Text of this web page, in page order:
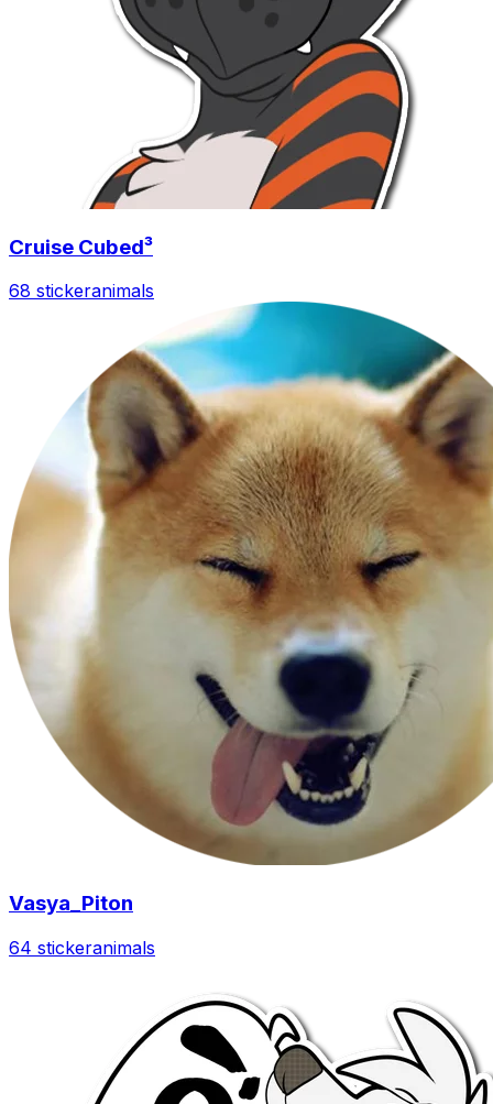
Cruise Cubed³
68 stickeranimals
Vasya_Piton
64 stickeranimals